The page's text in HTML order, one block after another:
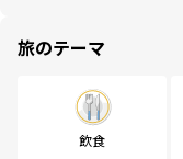
旅のテーマ
飲食